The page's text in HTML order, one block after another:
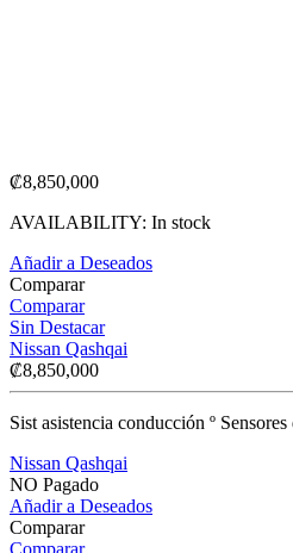
₡8,850,000
AVAILABILITY: In stock
Añadir a Deseados
Comparar
Comparar
Sin Destacar
Nissan Qashqai
₡8,850,000
Sist asistencia conducción º
Nissan Qashqai
NO Pagado
Añadir a Deseados
Comparar
Comparar